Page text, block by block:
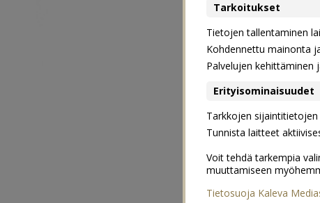
Tarkoitukset
Tietojen tallentaminen
Kohdennettu mainonta
Palvelujen kehittäminen
Erityisominaisuudet
Tarkkojen
Tunnista laitteet
Voit tehdä tarkempia
muuttamiseen
Tietosuoja Kaleva